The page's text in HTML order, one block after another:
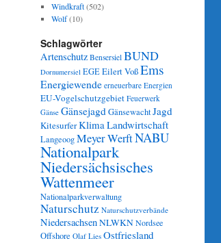
Windkraft(502)
Wolf(10)
Schlagwörter
Artenschutz Bensersiel BUND
Dornumersiel EGEEilert VoßEms
Energiewende erneuerbare Energien
EU-Vogelschutzgebiet Feuerwerk
Gänse GänsejagdGänsewachtJagd
KitesurferKlimaLandwirtschaft
LangeoogMeyer WerftNABU
Nationalpark
Niedersächsisches
Wattenmeer
Nationalparkverwaltung
Naturschutz Naturschutzverbände
NiedersachsenNLWKNNordsee
Offshore Olaf Lies Ostfriesland